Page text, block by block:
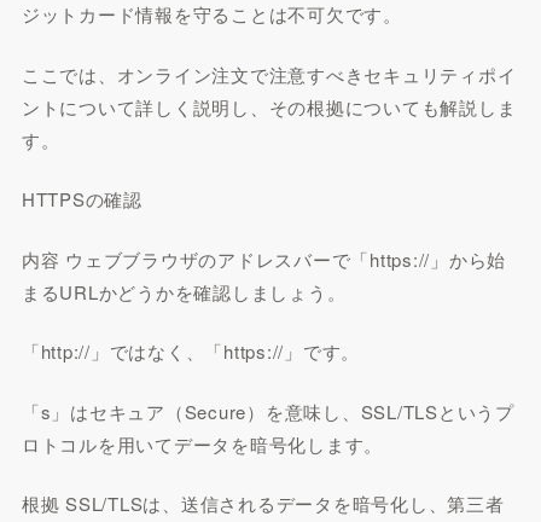
ジットカード情報を守ることは不可欠です。
ここでは、オンライン注文で注意すべきセキュリティポイ
ントについて詳しく説明し、その根拠についても解説しま
す。
HTTPSの確認
内容 ウェブブラウザのアドレスバーで「https://」から始
まるURLかどうかを確認しましょう。
「http://」ではなく、「https://」です。
「s」はセキュア（Secure）を意味し、SSL/TLSというプ
ロトコルを用いてデータを暗号化します。
根拠 SSL/TLSは、送信されるデータを暗号化し、第三者